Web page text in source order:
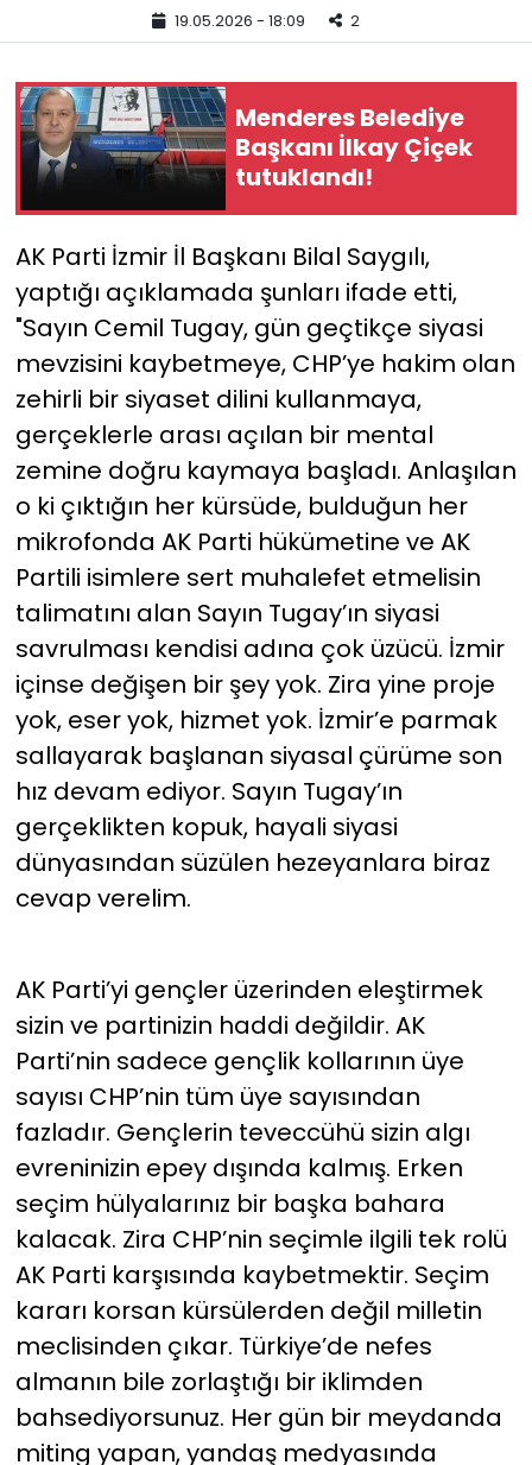
19.05.2026 - 18:09 2
Menderes Belediye
Başkanı İlkay Çiçek
tutuklandı!
AK Parti İzmir İl Başkanı Bilal Saygılı,
yaptığı açıklamada şunları ifade etti,
"Sayın Cemil Tugay, gün geçtikçe siyasi
mevzisini kaybetmeye, CHP’ye hakim olan
zehirli bir siyaset dilini kullanmaya,
gerçeklerle arası açılan bir mental
zemine doğru kaymaya başladı. Anlaşılan
o ki çıktığın her kürsüde, bulduğun her
mikrofonda AK Parti hükümetine ve AK
Partili isimlere sert muhalefet etmelisin
talimatını alan Sayın Tugay’ın siyasi
savrulması kendisi adına çok üzücü. İzmir
içinse değişen bir şey yok. Zira yine proje
yok, eser yok, hizmet yok. İzmir’e parmak
sallayarak başlanan siyasal çürüme son
hız devam ediyor. Sayın Tugay’ın
gerçeklikten kopuk, hayali siyasi
dünyasından süzülen hezeyanlara biraz
cevap verelim.
AK Parti’yi gençler üzerinden eleştirmek
sizin ve partinizin haddi değildir. AK
Parti’nin sadece gençlik kollarının üye
sayısı CHP’nin tüm üye sayısından
fazladır. Gençlerin teveccühü sizin algı
evreninizin epey dışında kalmış. Erken
seçim hülyalarınız bir başka bahara
kalacak. Zira CHP’nin seçimle ilgili tek rolü
AK Parti karşısında kaybetmektir. Seçim
kararı korsan kürsülerden değil milletin
meclisinden çıkar. Türkiye’de nefes
almanın bile zorlaştığı bir iklimden
bahsediyorsunuz. Her gün bir meydanda
miting yapan, yandaş medyasında